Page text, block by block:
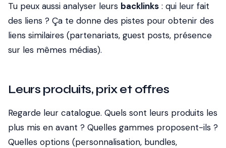
Tu peux aussi analyser leurs backlinks : qui leur fait
des liens ? Ça te donne des pistes pour obtenir des
liens similaires (partenariats, guest posts, présence
sur les mêmes médias).
Leurs produits, prix et offres
Regarde leur catalogue. Quels sont leurs produits les
plus mis en avant ? Quelles gammes proposent-ils ?
Quelles options (personnalisation, bundles,